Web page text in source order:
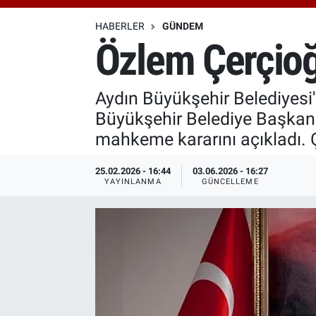
HABERLER GÜNDEM
Özlem
Aydın Büyükşehir
Büyükşehir Belediye
mahkeme kararını
25.02.2026 - 16:44
YAYINLANMA
03.06.2026 - 16:27
GÜNCELLEME
Özel Haberler
Özel Haberler
Erişim Bilgileri
Haber Arşivi